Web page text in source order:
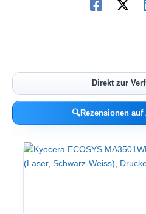
Direkt zur
🔍Rezensionen auf